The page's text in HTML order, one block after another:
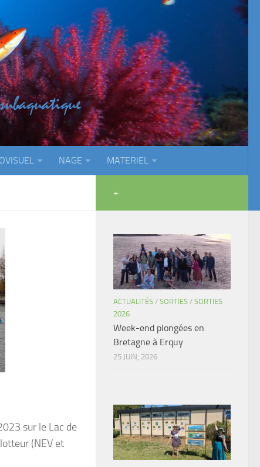
NAGE MATERIEL
sur le Lac de
(NEV et
+
ACTUALITÉS / SORTIES / SORTIES
2026
Week-end plongées en
Bretagne à Erquy
25 JUIN, 2026